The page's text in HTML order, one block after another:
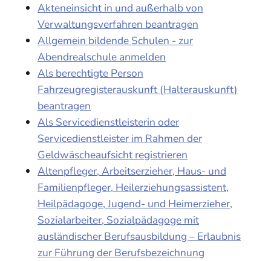
Akteneinsicht in und außerhalb von
Verwaltungsverfahren beantragen
Allgemein bildende Schulen - zur
Abendrealschule anmelden
Als berechtigte Person
Fahrzeugregisterauskunft (Halterauskunft)
beantragen
Als Servicedienstleisterin oder
Servicedienstleister im Rahmen der
Geldwäscheaufsicht registrieren
Altenpfleger, Arbeitserzieher, Haus- und
Familienpfleger, Heilerziehungsassistent,
Heilpädagoge, Jugend- und Heimerzieher,
Sozialarbeiter, Sozialpädagoge mit
ausländischer Berufsausbildung – Erlaubnis
zur Führung der Berufsbezeichnung